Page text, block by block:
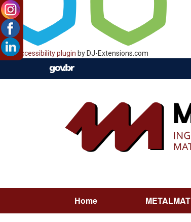
Web Accessibility plugin by DJ-Extensions.com
Home METALMAT